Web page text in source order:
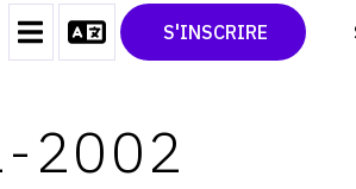
S'INSCRIRE
CONTACT
CGU
TWITTER
PINTEREST
2002